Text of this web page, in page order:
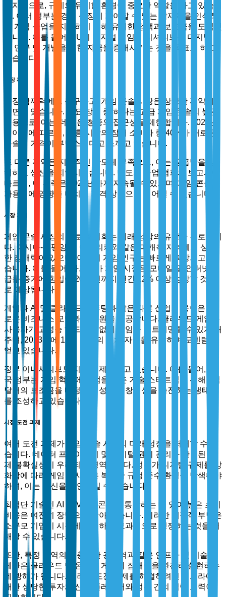
마지막으로, 규제의 유리한 환경이 중요한 역할을 하고 있습니
다. 여러 정부는 경제 성장에 기여할 수 있는 잠재력을 인식하
고 게임 산업을 지원하기 위해 유리한 정책과 보조금을 도입했
습니다. 예를 들어, EU의 디지털 게임 이니셔티브는 디지털 게
임 연구 및 개발을 위한 자금을 증대시키는 것을 목표로 하고
있습니다.
시장 제약
성장 잠재력에도 불구하고, 게임 콘솔 시장은 상당한 제약에
직면해 있습니다. 주요 장벽 중 하나는 고급 게임 콘솔의 높은
비용으로, 이는 더 넓은 청중의 접근성을 제한합니다. 2023년
데이터에 따르면, 신흥 시장의 잠재 소비자 중 40%가 새로운
콘솔의 가격이 부담스럽다고 느끼고 있습니다.
또 다른 제약은 지속적인 반도체 부족으로, 이는 공급망을 방
해하고 생산을 지연시켰습니다. 반도체 산업 협회의 보고서에
따르면, 이 부족은 2024년까지 지속될 수 있으며, 게임 콘솔의
가용성에 영향을 미치고 가격 상승으로 이어질 수 있습니다.
시장 기회
게임 콘솔 시장의 새로운 기회는 미래 성장의 유망한 경로입니
다. 아시아-태평양 및 아프리카와 같은 미개척 지역에서 상당
한 잠재력이 있으며, 이곳의 게임 인구는 빠르게 확장되고 있
습니다. 예를 들어, 아프리카 게임 시장은 모바일 및 인터넷 보
급률 증가에 힘입어 2026년까지 연간 12% 이상 성장할 것으
로 예상됩니다.
게임과 AI 및 클라우드 컴퓨팅과 같은 다른 산업의 융합은 새
로운 비즈니스 모델과 수익원을 제공합니다. 클라우드 게임은
사용자가 고성능 하드웨어 없이 게임을 스트리밍할 수 있게 해
주며, 2023년에 15억 달러의 벤처 자금을 유치하며 모멘텀을
얻고 있습니다.
정부 이니셔티브도 지원을 제공하고 있습니다. 예를 들어, 미
국 정부는 게임 혁신에 초점을 맞춘 기술 스타트업을 위해 5억
달러의 보조금을 배정하여 성장과 창의성을 촉진하는 생태계
를 조성하고 있습니다.
시장 도전 과제
여러 도전 과제가 게임 콘솔 시장의 미래 성장을 저해할 수 있
습니다. 데이터 프라이버시 및 디지털 권리 관리와 관련된 규
제 불확실성이 우려되는 영역입니다. 정부가 디지털 규제를 강
화함에 따라 게임 회사들은 복잡한 규정 준수 환경을 탐색해야
하며, 이는 혁신을 지연시킬 수 있습니다.
최첨단 기술인 AI 및 VR을 콘솔에 통합하는 데 있어 높은 초기
비용은 여전히 장벽으로 남아 있습니다. 이러한 재정적 부담은
소규모 기업이 시장에 진입하고 효과적으로 경쟁하는 것을 저
해할 수 있습니다.
또한, 특정 지역의 불충분한 광대역과 같은 인프라 및 기술적
제한은 클라우드 및 온라인 게임의 잠재력을 완전히 실현하는
데 방해가 됩니다. 이러한 도전 과제를 해결하려면 인프라에
대한 상당한 투자와 산업 플레이어와 정부 간의 협력 노력이